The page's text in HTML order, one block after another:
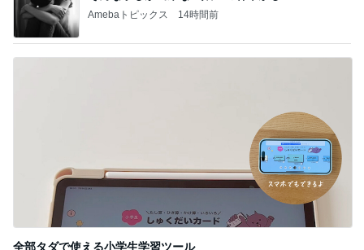
Amebaトピックス 1日前
受験対策なのに驚いた塾の内容